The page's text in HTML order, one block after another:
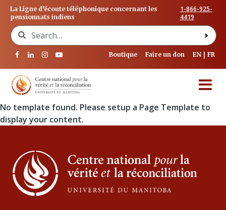
La Ligne d’écoute téléphonique concernant les
pensionnats indiens
1-866-925-
4419
Search for:
Boutique Faire un don EN FR
No template found. Please setup a Page Template to
display your content.